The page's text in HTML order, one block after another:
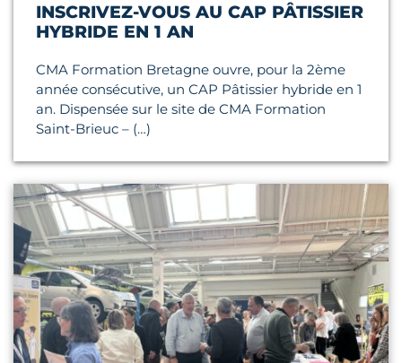
INSCRIVEZ-VOUS AU CAP PÂTISSIER
HYBRIDE EN 1 AN
CMA Formation Bretagne ouvre, pour la 2ème
année consécutive, un CAP Pâtissier hybride en 1
an. Dispensée sur le site de CMA Formation
Saint-Brieuc – (…)
Lire l'article